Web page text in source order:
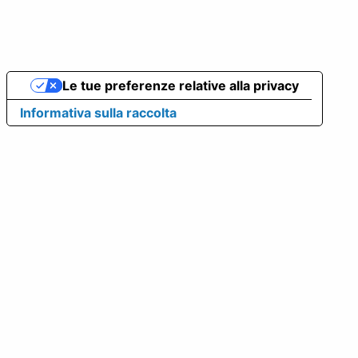
Informativa sulla raccolta
Le tue preferenze relative alla privacy